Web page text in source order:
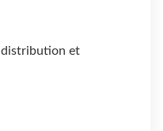
distribution et